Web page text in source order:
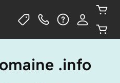
.info